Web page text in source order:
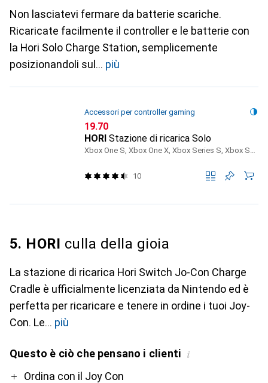
Non lasciatevi fermare da batterie scariche.
Ricaricate facilmente il controller e le batterie con
la Hori Solo Charge Station, semplicemente
posizionandoli sul
più
Accessori per controller gaming
CHF
19.70
HORI Stazione di ricarica Solo
Xbox One S, Xbox One X, Xbox Series S, Xbox Series X
10
5. HORI culla della gioia
La stazione di ricarica Hori Switch Jo-Con Charge
Cradle è ufficialmente licenziata da Nintendo ed è
perfetta per ricaricare e tenere in ordine i tuoi Joy-
Con. Le
più
Questo è ciò che pensano i clienti i
ProOrdina con il Joy Con